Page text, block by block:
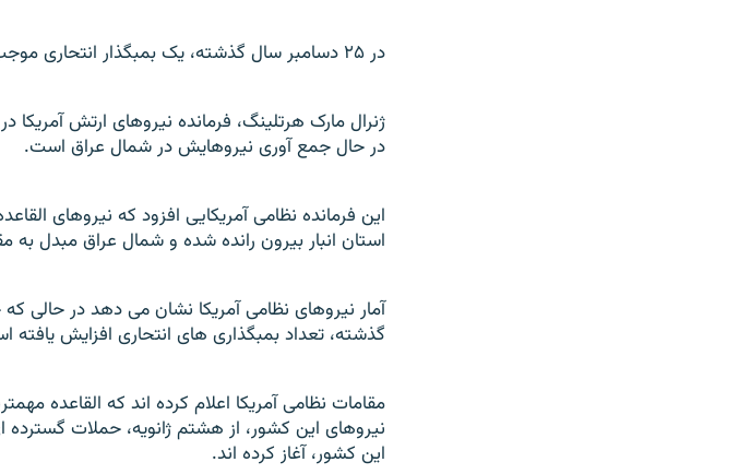
در ۲۵ دسامبر سال گذشته، يک بمبگذار انتحاری موجب کشته شدن بيش از ۲۰ نفر در اين شهر شد.
ژنرال مارک هرتلينگ، فرمانده نيروهای ارتش
در حال جمع آوری نيروهايش در شمال عراق است.
اين فرمانده نظامی آمريکايی افزود که نيروهای
استان انبار بيرون رانده شده و شمال عراق مبدل به
آمار نيروهای نظامی آمريکا نشان می دهد در حالی
گذشته، تعداد بمبگذاری های انتحاری افزايش يافته
مقامات نظامی آمريکا اعلام کرده اند که القاعده
نیروهای این کشور، از هشتم ژانويه، حملات گسترده
اين کشور، آغاز کرده اند.